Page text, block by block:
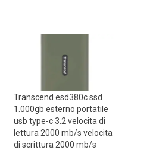
Transcend esd380c ssd
1.000gb esterno portatile
usb type-c 3.2 velocita di
lettura 2000 mb/s velocita
di scrittura 2000 mb/s